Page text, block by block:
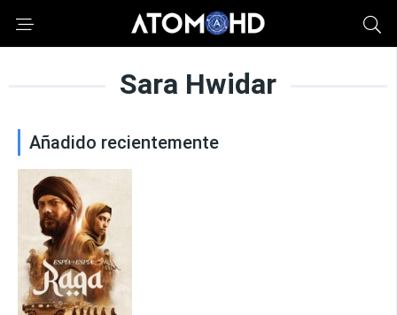
Sara Hwidar
Añadido recientemente